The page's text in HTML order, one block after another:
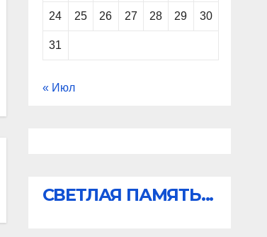
24 25 26 27 28 29 30
31
« Июл
СВЕТЛАЯ ПАМЯТЬ...